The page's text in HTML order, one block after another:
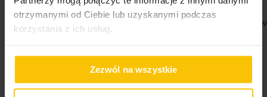
otrzymanymi od Ciebie lub uzyskanymi podczas
korzystania z ich usług.
Zezwól na wszystkie
100%
Jestem zadowolona z poziomu usług i
dostawy
05-08-2026
100%
Jestem na